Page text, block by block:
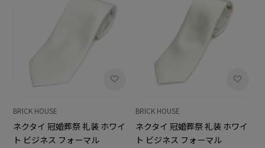
BRICK HOUSE
ネクタイ 冠婚葬祭 礼装 ホワイ
ト ビジネス フォーマル
BRICK HOUSE
ネクタイ 冠婚葬祭 礼装 ホワイ
ト ビジネス フォーマル